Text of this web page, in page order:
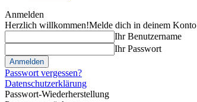
Anmelden
Herzlich willkommen!Melde dich in deinem Konto
Ihr Benutzername
Ihr Passwort
Passwort vergessen?
Datenschutzerklärung
Passwort-Wiederherstellung